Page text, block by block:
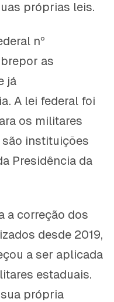
próprias leis.
nº
as
já
A lei federal foi
os militares
são instituições
Presidência da
a correção dos
desde 2019,
a ser aplicada
estaduais.
própria